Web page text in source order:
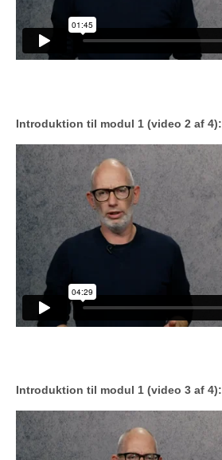
Introduktion til modul 1 (video 2 af 4):
Introduktion til modul 1 (video 3 af 4):